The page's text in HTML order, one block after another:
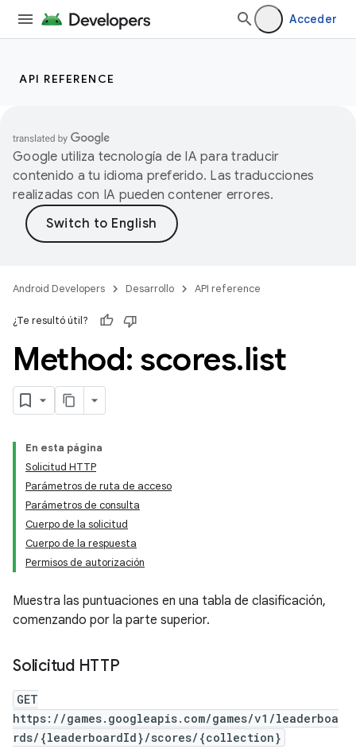
Acceder
API REFERENCE
Google utiliza tecnología de IA para traducir
contenido a tu idioma preferido. Las traducciones
realizadas con IA pueden contener errores.
Android Developers Desarrollo API reference
¿Te resultó útil?
Method: scores.list
En esta página
Solicitud HTTP
Parámetros de ruta de acceso
Parámetros de consulta
Cuerpo de la solicitud
Cuerpo de la respuesta
Permisos de autorización
Muestra las puntuaciones en una tabla de clasificación,
comenzando por la parte superior.
Solicitud HTTP
GET
https://games.googleapis.com/games/v1/leaderboa
rds/{leaderboardId}/scores/{collection}